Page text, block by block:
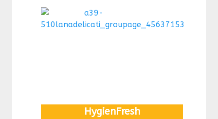
HygienFresh